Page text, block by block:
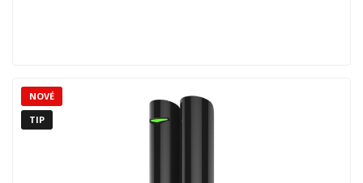
NOVÉ
TIP